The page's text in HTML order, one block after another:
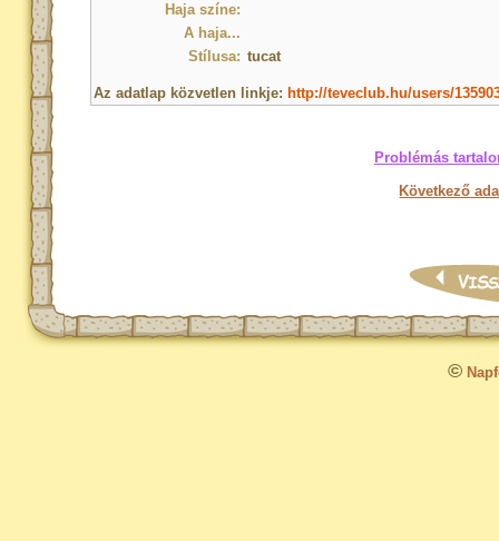
Haja színe:
A haja...
Stílusa: tucat
Az adatlap közvetlen linkje: http://teveclub.hu/users/
Problémás
Következő
©